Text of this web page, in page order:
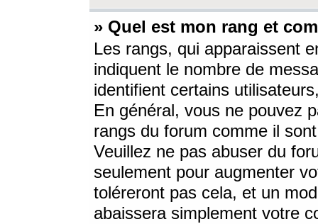
» Quel est mon rang et
Les rangs, qui apparaissent
indiquent le nombre de
identifient certains
En général, vous ne pouvez
rangs du forum comme il
Veuillez ne pas abuser du
seulement pour augmenter
toléreront pas cela, et un
abaissera simplement votre